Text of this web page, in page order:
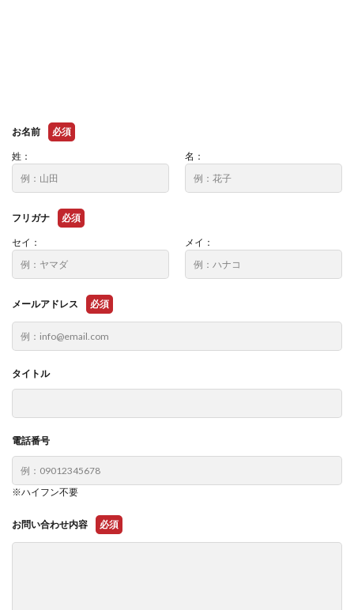
お名前 必須
姓： 名：
フリガナ 必須
セイ： メイ：
メールアドレス 必須
タイトル
電話番号
※ハイフン不要
お問い合わせ内容 必須